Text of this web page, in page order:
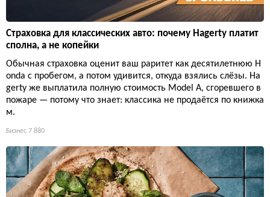
Страховка для классических авто: почему Hagerty платит
сполна, а не копейки
Обычная страховка оценит ваш раритет как десятилетнюю H
onda с пробегом, а потом удивится, откуда взялись слёзы. Ha
gerty же выплатила полную стоимость Model A, сгоревшего в
пожаре — потому что знает: классика не продаётся по книжка
м.
Бизнес 7 880